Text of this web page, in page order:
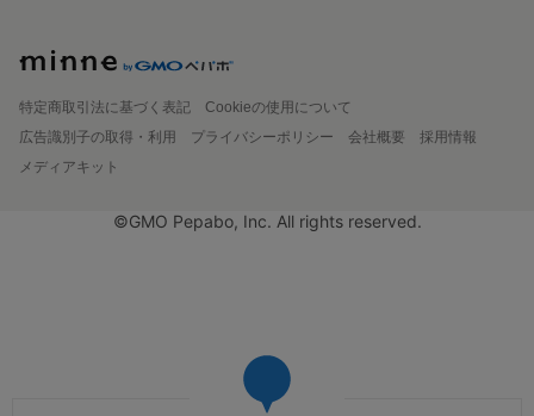
特定商取引法に基づく表記
Cookieの使用について
広告識別子の取得・利用
プライバシーポリシー 会社概要
採用情報
メディアキット
©GMO Pepabo, Inc. All rights reserved.